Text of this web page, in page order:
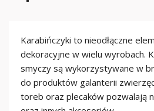
Karabińczyki to nieodłączne
dekoracyjne w wielu wyrobach.
smyczy są wykorzystywane w
do produktów galanterii
toreb oraz plecaków pozwalają